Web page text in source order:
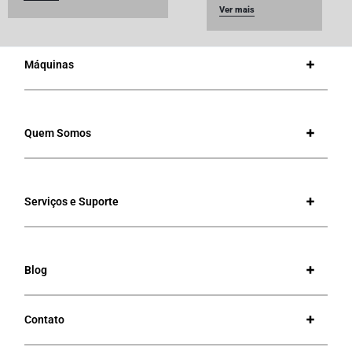
Ver mais
Máquinas
Quem Somos
Serviços e Suporte
Blog
Contato